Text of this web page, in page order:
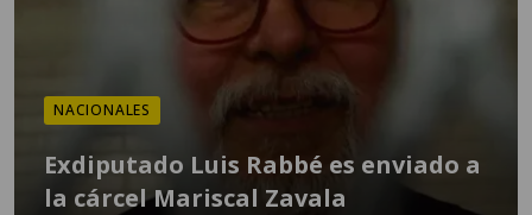
NACIONALES
Exdiputado Luis Rabbé es enviado a
la cárcel Mariscal Zavala